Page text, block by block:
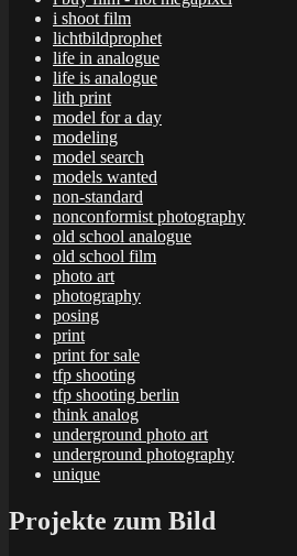
i shoot film
lichtbildprophet
life in analogue
life is analogue
lith print
model for a day
modeling
model search
models wanted
non-standard
nonconformist photography
old school analogue
old school film
photo art
photography
posing
print
print for sale
tfp shooting
tfp shooting berlin
think analog
underground photo art
underground photography
unique
Projekte zum Bild